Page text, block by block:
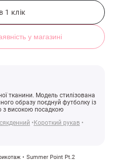
1 клік
у магазині
тканини. Модель стилізована
образу поєднуй футболку із
з високою посадкою
Короткий рукав
Summer Point Pt.2
(арт. 46672) ♡ інтернет-